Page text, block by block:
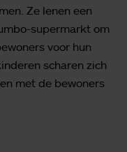
Ze lenen een
supermarkt om
voor hun
scharen zich
met de bewoners